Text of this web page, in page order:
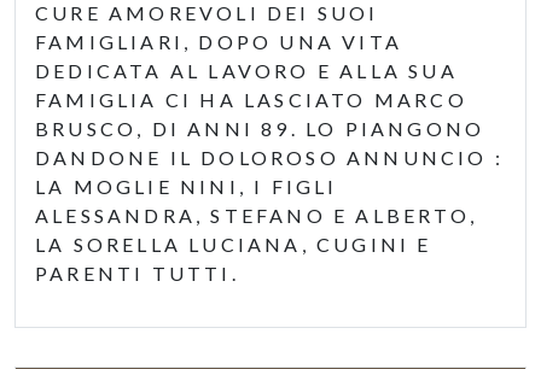
CURE AMOREVOLI DEI SUOI
FAMIGLIARI, DOPO UNA VITA
DEDICATA AL LAVORO E ALLA SUA
FAMIGLIA CI HA LASCIATO MARCO
BRUSCO, DI ANNI 89. LO PIANGONO
DANDONE IL DOLOROSO ANNUNCIO :
LA MOGLIE NINI, I FIGLI
ALESSANDRA, STEFANO E ALBERTO,
LA SORELLA LUCIANA, CUGINI E
PARENTI TUTTI.